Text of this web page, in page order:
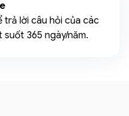
lời câu hỏi của các
suốt 365 ngày/năm.